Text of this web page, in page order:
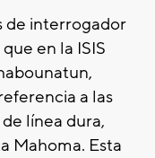
de interrogador
en la ISIS
a las
línea dura,
Mahoma. Esta